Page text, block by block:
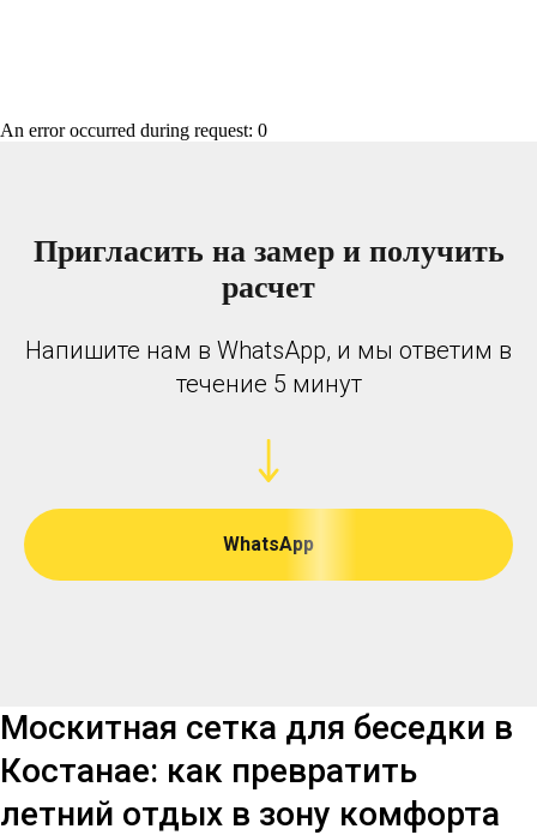
An error occurred during request: 0
Пригласить на замер и получить
расчет
Напишите нам в WhatsApp, и мы ответим в
течение 5 минут
WhatsApp
Москитная сетка для беседки в
Костанае: как превратить
летний отдых в зону комфорта